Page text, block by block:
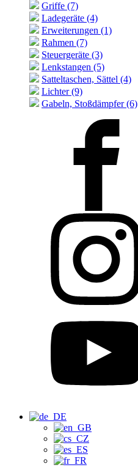
Griffe (7)
Ladegeräte (4)
Erweiterungen (1)
Rahmen (7)
Steuergeräte (3)
Lenkstangen (5)
Satteltaschen, Sättel (4)
Lichter (9)
Gabeln, Stoßdämpfer (6)